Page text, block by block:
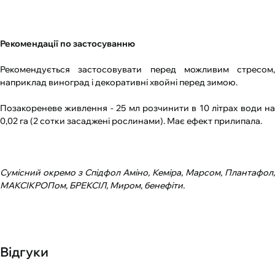
Рекомендації по застосуванню
Рекомендується застосовувати перед можливим стресом,
наприклад виноград і декоративні хвойні перед зимою.
Позакореневе живлення - 25 мл розчинити в 10 літрах води на
0,02 га (2 сотки засаджені рослинами). Має ефект прилипала.
Сумісний окремо з Спідфол Аміно, Кеміра, Марсом, Плантафол,
МАКСІКРОПом, БРЕКСІЛ, Миром, бенефіти.
Відгуки